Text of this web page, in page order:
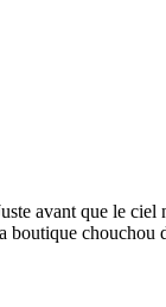
avant que le
boutique